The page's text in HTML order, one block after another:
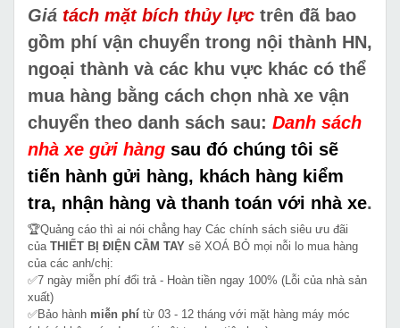
Giá tách mặt bích thủy lực trên đã bao
gồm phí vận chuyển trong nội thành HN,
ngoại thành và các khu vực khác có thể
mua hàng bằng cách chọn nhà xe vận
chuyển theo danh sách sau: Danh sách
nhà xe gửi hàng sau đó chúng tôi sẽ
tiến hành gửi hàng, khách hàng kiểm
tra, nhận hàng và thanh toán với nhà xe.
🏆Quảng cáo thì ai nói chẳng hay Các chính sách siêu ưu đãi
của THIẾT BỊ ĐIỆN CẦM TAY sẽ XOÁ BỎ mọi nỗi lo mua hàng
của các anh/chị:
✅7 ngày miễn phí đổi trả - Hoàn tiền ngay 100% (Lỗi của nhà sản
xuất)
✅Bảo hành miễn phí từ 03 - 12 tháng với mặt hàng máy móc